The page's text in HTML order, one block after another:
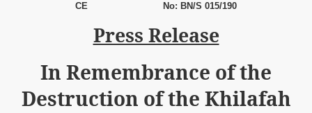
CE
No: BN/S 015/190
Press Release
In Remembrance of the
Destruction of the Khilafah